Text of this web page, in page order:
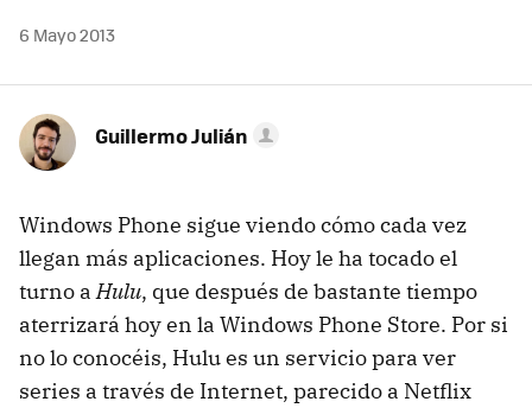
6 Mayo 2013
Guillermo Julián
Windows Phone sigue viendo cómo cada vez
llegan más aplicaciones. Hoy le ha tocado el
turno aHulu, que después de bastante tiempo
aterrizará hoy en la Windows Phone Store. Por si
no lo conocéis, Hulu es un servicio para ver
series a través de Internet, parecido a Netflix